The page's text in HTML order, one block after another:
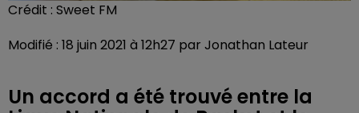
Crédit : Sweet FM
Modifié : 18 juin 2021 à 12h27 par Jonathan Lateur
Un accord a été trouvé entre la